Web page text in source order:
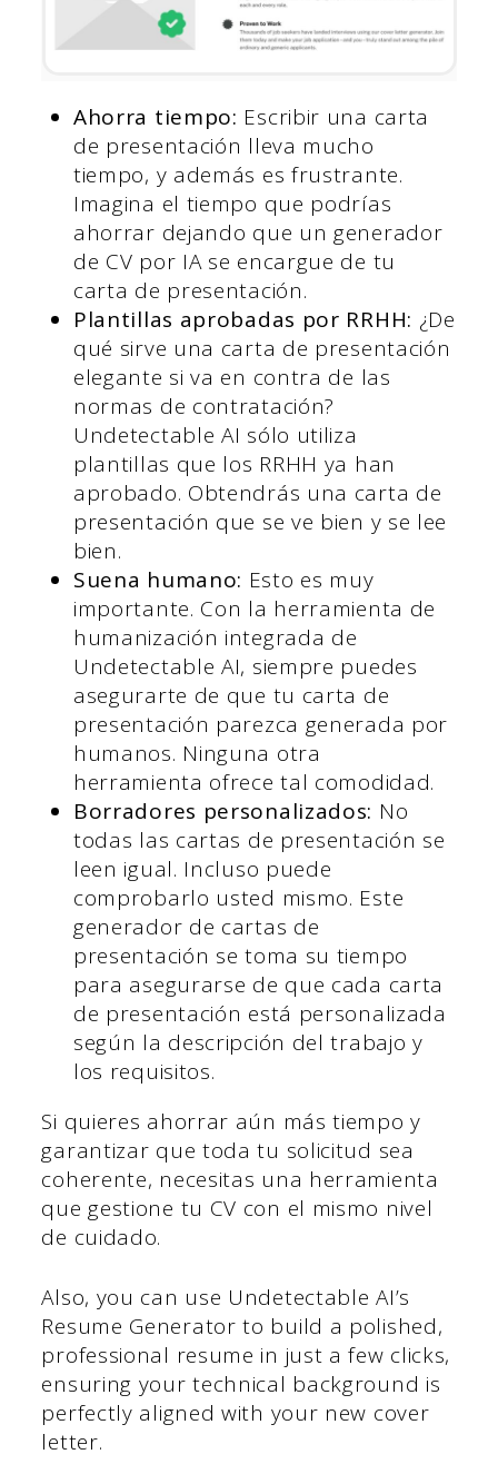
Ahorra tiempo: Escribir una carta
de presentación lleva mucho
tiempo, y además es frustrante.
Imagina el tiempo que podrías
ahorrar dejando que un generador
de CV por IA se encargue de tu
carta de presentación.
Plantillas aprobadas por RRHH: ¿De
qué sirve una carta de presentación
elegante si va en contra de las
normas de contratación?
Undetectable AI sólo utiliza
plantillas que los RRHH ya han
aprobado. Obtendrás una carta de
presentación que se ve bien y se lee
bien.
Suena humano: Esto es muy
importante. Con la herramienta de
humanización integrada de
Undetectable AI, siempre puedes
asegurarte de que tu carta de
presentación parezca generada por
humanos. Ninguna otra
herramienta ofrece tal comodidad.
Borradores personalizados: No
todas las cartas de presentación se
leen igual. Incluso puede
comprobarlo usted mismo. Este
generador de cartas de
presentación se toma su tiempo
para asegurarse de que cada carta
de presentación está personalizada
según la descripción del trabajo y
los requisitos.
Si quieres ahorrar aún más tiempo y
garantizar que toda tu solicitud sea
coherente, necesitas una herramienta
que gestione tu CV con el mismo nivel
de cuidado.
Also, you can use Undetectable AI’s
Resume Generator to build a polished,
professional resume in just a few clicks,
ensuring your technical background is
perfectly aligned with your new cover
letter.